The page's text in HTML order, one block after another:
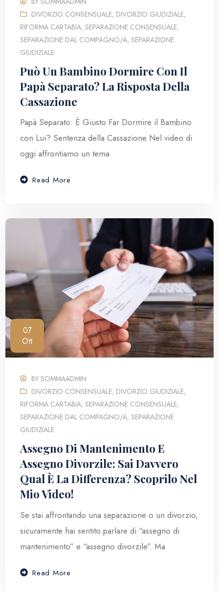
DIVORZIO CONSENSUALE, DIVORZIO GIUDIZIALE,
RIFORMA CARTABIA,SEPARAZIONE CONSENSUALE,
SEPARAZIONE DAL COMPAGNO/A,SEPARAZIONE
GIUDIZIALE
Può Un Bambino Dormire Con Il
Papà Separato? La Risposta Della
Cassazione
Papà Separato: È Giusto Far Dormire il Bambino
con Lui? Sentenza della Cassazione Nel video di
oggi affrontiamo un tema
Read More
07
Ott
BYSOMMAADMIN
DIVORZIO CONSENSUALE, DIVORZIO GIUDIZIALE,
RIFORMA CARTABIA,SEPARAZIONE CONSENSUALE,
SEPARAZIONE DAL COMPAGNO/A,SEPARAZIONE
GIUDIZIALE
Assegno Di Mantenimento E
Assegno Divorzile: Sai Davvero
Qual È La Differenza? Scoprilo Nel
Mio Video!
Se stai affrontando una separazione o un divorzio,
sicuramente hai sentito parlare di “assegno di
mantenimento” e “assegno divorzile”. Ma
Read More